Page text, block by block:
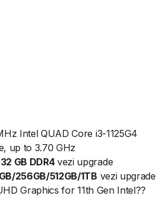
Intel QUAD Core i3-1125G4
up to 3.70 GHz
GB DDR4vezi upgrade
256GB/512GB/1TB vezi upgrade
Graphics for 11th Gen Intel??